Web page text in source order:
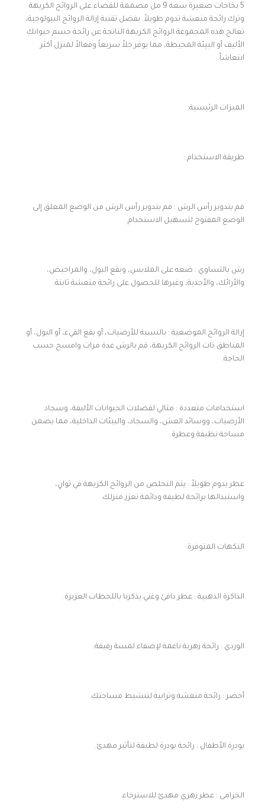
5 بخاخات صغيرة سعة 9 مل مصممة للقضاء على الروائح الكريهة
وترك رائحة منعشة تدوم طويلاً. بفضل تقنية إزالة الروائح البيولوجية،
تعالج هذه المجموعة الروائح الكريهة الناتجة عن رائحة جسم حيوانك
الأليف أو البيئة المحيطة، مما يوفر حلاً سريعاً وفعالاً لمنزل أكثر
انتعاشاً.
الميزات الرئيسية:
طريقة الاستخدام :
قم بتدوير رأس الرش : قم بتدوير رأس الرش من الوضع المغلق إلى
الوضع المفتوح لتسهيل الاستخدام.
رش بالتساوي : ضعه على الملابس، وبقع البول، والمراحيض،
والأرائك، والأحذية، وغيرها للحصول على رائحة منعشة ثابتة.
إزالة الروائح الموضعية : بالنسبة للأرضيات، أو بقع القيء، أو البول، أو
المناطق ذات الروائح الكريهة، قم بالرش عدة مرات وامسح حسب
الحاجة.
استخدامات متعددة : مثالي لفضلات الحيوانات الأليفة، وسجاد
الأرضيات، ووسائد العش، والسجاد، والبيئات الداخلية، مما يضمن
مساحة نظيفة وعطرة.
عطر يدوم طويلاً : يتم التخلص من الروائح الكريهة في ثوانٍ،
واستبدالها برائحة لطيفة ودائمة تعزز منزلك.
النكهات المتوفرة:
الذاكرة الذهبية : عطر دافئ وغني يذكرنا باللحظات العزيزة.
الوردي : رائحة زهرية ناعمة لإضفاء لمسة رقيقة.
أخضر : رائحة منعشة وترابية لتنشيط مساحتك.
بودرة الأطفال : رائحة بودرة لطيفة لتأثير مهدئ.
الخزامى : عطر زهري مهدئ للاسترخاء.